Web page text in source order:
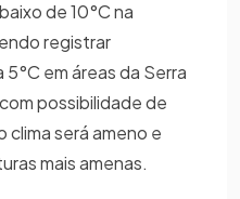
de 10°C na
registrar
em áreas da Serra
possibilidade de
será ameno e
mais amenas.